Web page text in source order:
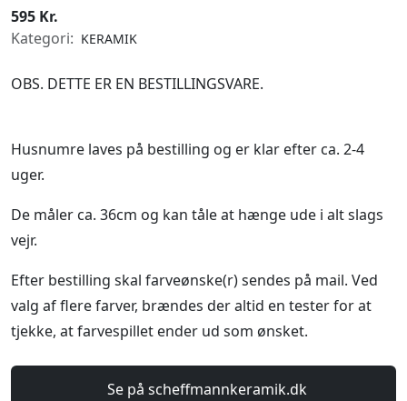
595 Kr.
Kategori: KERAMIK
OBS. DETTE ER EN BESTILLINGSVARE.
Husnumre laves på bestilling og er klar efter ca. 2-4
uger.
De måler ca. 36cm og kan tåle at hænge ude i alt slags
vejr.
Efter bestilling skal farveønske(r) sendes på mail. Ved
valg af flere farver, brændes der altid en tester for at
tjekke, at farvespillet ender ud som ønsket.
Se på scheffmannkeramik.dk